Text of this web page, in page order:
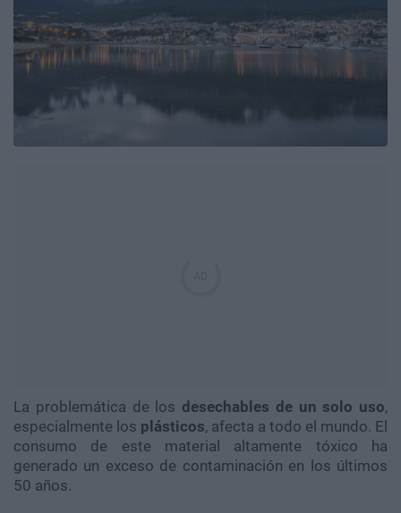
La problemática de los desechables de un solo uso,
especialmente los plásticos, afecta a todo el mundo. El
consumo de este material altamente tóxico ha
generado un exceso de contaminación en los últimos
50 años.